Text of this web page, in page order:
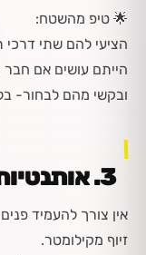
🌟 טיפ מהשטח:
הציעי להם שתי דרכי
הייתם עושים אם
ובקשי מהם לבחור-
3️
.
אין צורך להעמיד
זיוף מקילומטר.